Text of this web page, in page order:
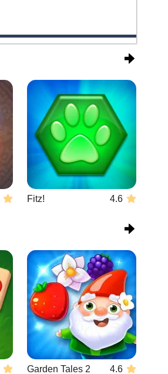
Fitz! 4.6
Garden Tales 2 4.6